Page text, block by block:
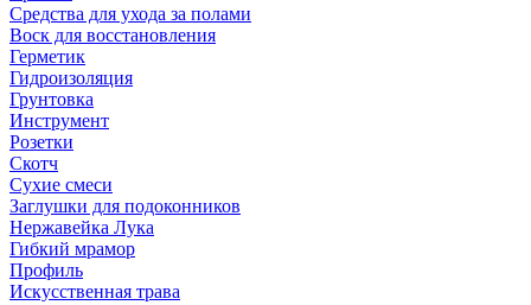
Средства для ухода за полами
Воск для восстановления
Герметик
Гидроизоляция
Грунтовка
Инструмент
Розетки
Скотч
Сухие смеси
Заглушки для подоконников
Нержавейка Лука
Гибкий мрамор
Профиль
Искусственная трава